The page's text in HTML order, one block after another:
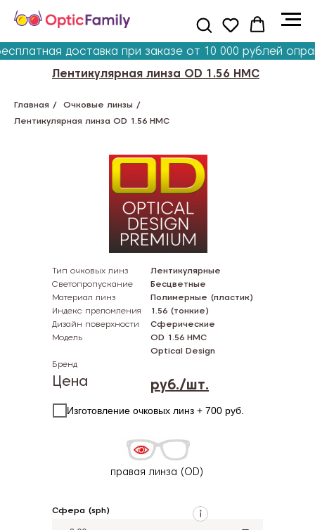
доставка при заказе от 10 000 рублей
Лентикулярная линза OD 1.56 HMC
Главная / Очковые линзы /
Лентикулярная линза OD 1.56 HMC
Сфера (sph)
Тип очковых линз
Светопропускание
Материал линз
Индекс преломления
Дизайн поверхности
Модель
Бренд
Лентикулярные
Бесцветные
Полимерные (пластик)
1.56 (тонкие)
Сферические
OD 1.56 HMC
Optical Design
Цена руб./шт.
правая линза (OD)
Изготовление очковых линз + 700 руб.